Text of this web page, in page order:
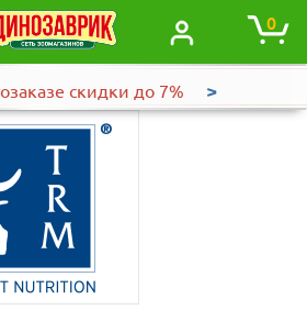
0
скидки до 7% >